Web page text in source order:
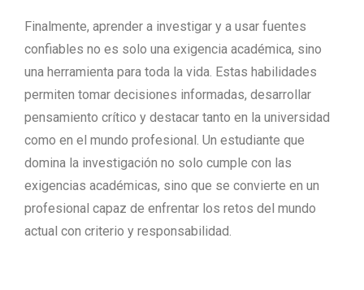
Finalmente, aprender a investigar y a usar fuentes
confiables no es solo una exigencia académica, sino
una herramienta para toda la vida. Estas habilidades
permiten tomar decisiones informadas, desarrollar
pensamiento crítico y destacar tanto en la universidad
como en el mundo profesional. Un estudiante que
domina la investigación no solo cumple con las
exigencias académicas, sino que se convierte en un
profesional capaz de enfrentar los retos del mundo
actual con criterio y responsabilidad.